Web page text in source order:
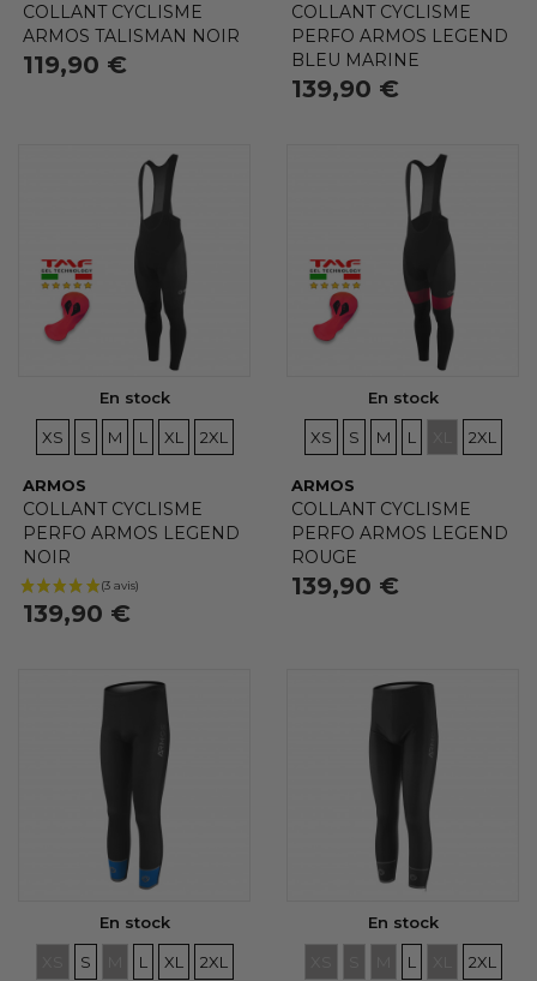
(8 avis)
COLLANT CYCLISME
ARMOS TALISMAN NOIR
119,90 €
COLLANT CYCLISME
PERFO ARMOS LEGEND
BLEU MARINE
139,90 €
En stock
TAILLES
XS
TAILLES
S
TAILLES
M
TAILLES
L
TAILLES
XL
TAILLES
2XL
ARMOS
COLLANT CYCLISME
PERFO ARMOS LEGEND
NOIR
139,90 €
En stock
TAILLES
XS
TAILLES
S
TAILLES
M
TAILLES
L
TAILLES
2XL
ARMOS
COLLANT CYCLISME
PERFO ARMOS LEGEND
ROUGE
139,90 €
En stock
TAILLESTAILLES
S
TAILLES
TAILLES
L
TAILLES
XL
TAILLES
2XL
En stock
TAILLESTAILLES
TAILLES
TAILLES
L
TAILLES
2XL